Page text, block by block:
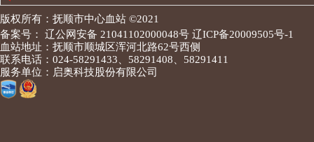
版权所有：抚顺市中心血站 ©2021
备案号： 辽公网安备 21041102000048号 辽ICP备20009505号-1
血站地址：抚顺市顺城区浑河北路62号西侧
联系电话：024-58291433、58291408、58291411
服务单位：启奥科技股份有限公司